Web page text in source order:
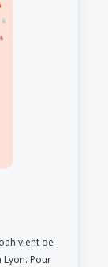
vient de
Pour